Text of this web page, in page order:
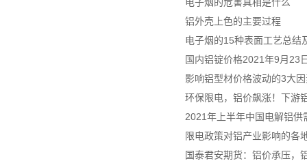
铝外壳上色的主要过程
电子烟的15种表面工艺总结
国内铝锭价格2021年9月23
影响铝型材价格波动的3大
环保限电，铝价飙涨！下游
2021年上半年中国电解铝供
限电政策对铝产业影响的各
国泰君安期货：铝价承压，